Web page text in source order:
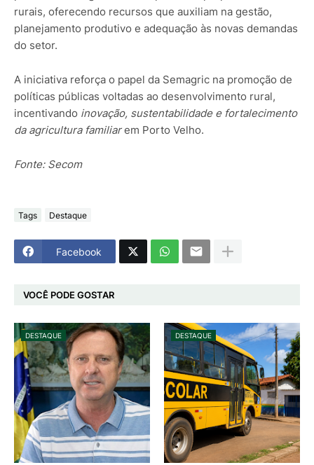
rurais, oferecendo recursos que auxiliam na gestão,
planejamento produtivo e adequação às novas demandas
do setor.
A iniciativa reforça o papel da Semagric na promoção de
políticas públicas voltadas ao desenvolvimento rural,
incentivando inovação, sustentabilidade e fortalecimento
da agricultura familiarem Porto Velho.
Fonte: Secom
Tags Destaque
Facebook
VOCÊ PODE GOSTAR
DESTAQUE DESTAQUE